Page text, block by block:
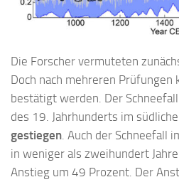
Die Forscher vermuteten
Doch nach mehreren Prüfungen
bestätigt werden. Der
des 19. Jahrhunderts im
gestiegen . Auch der Schneefall
in weniger als zweihundert
Anstieg um 49 Prozent. Der